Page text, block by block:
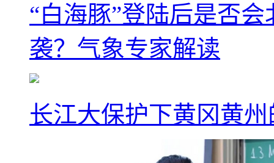
“白海豚”登陆后是否
袭？气象专家解读
长江大保护下黄冈黄